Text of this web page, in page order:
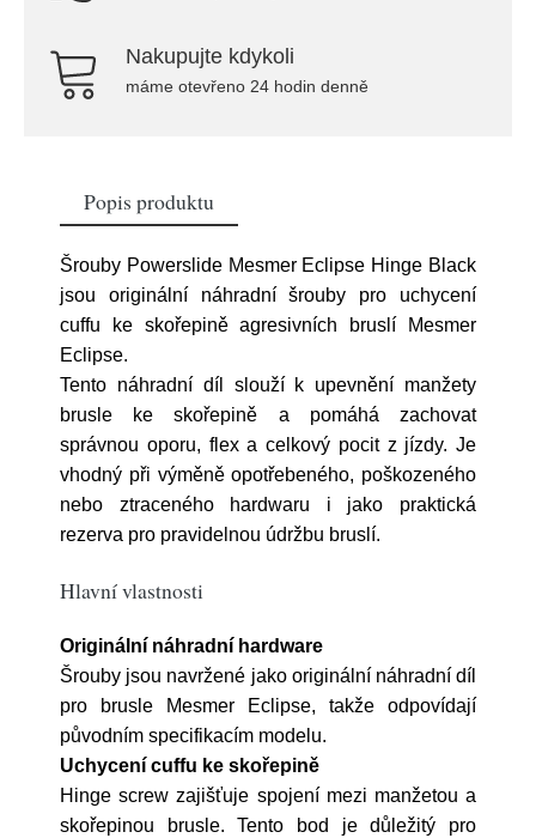
Nakupujte kdykoli
máme otevřeno 24 hodin denně
Popis produktu
Šrouby Powerslide Mesmer Eclipse Hinge Black
jsou originální náhradní šrouby pro uchycení
cuffu ke skořepině agresivních bruslí Mesmer
Eclipse.
Tento náhradní díl slouží k upevnění manžety
brusle ke skořepině a pomáhá zachovat
správnou oporu, flex a celkový pocit z jízdy. Je
vhodný při výměně opotřebeného, poškozeného
nebo ztraceného hardwaru i jako praktická
rezerva pro pravidelnou údržbu bruslí.
Hlavní vlastnosti
Originální náhradní hardware
Šrouby jsou navržené jako originální náhradní díl
pro brusle Mesmer Eclipse, takže odpovídají
původním specifikacím modelu.
Uchycení cuffu ke skořepině
Hinge screw zajišťuje spojení mezi manžetou a
skořepinou brusle. Tento bod je důležitý pro